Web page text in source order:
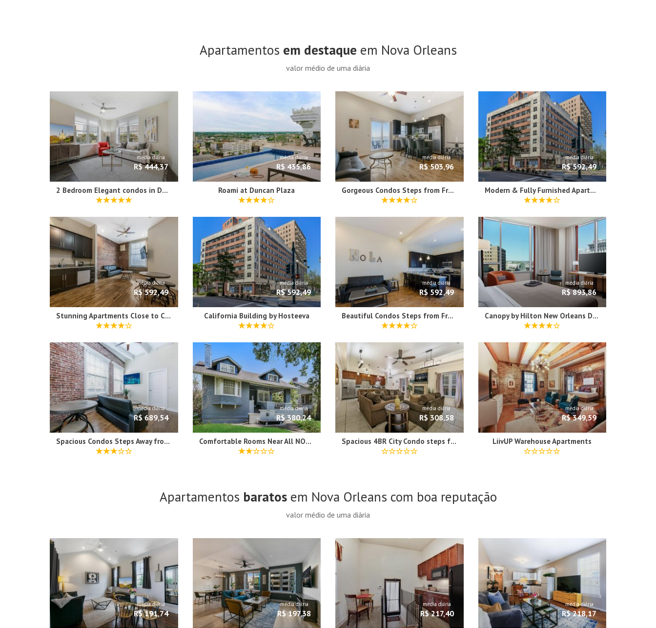
Apartamentos em destaque em Nova Orleans
valor médio de uma diária
média diária
R$ 444,37
2 Bedroom Elegant condos in Downtown New Orleans
média diária
R$ 435,86
Roami at Duncan Plaza
média diária
R$ 503,96
Gorgeous Condos Steps from French Quarter and Harrah’s St.
média diária
R$ 592,49
Modern & Fully Furnished Apartments in the Heart of the City
média diária
R$ 592,49
Stunning Apartments Close to City Attractions
média diária
R$ 592,49
California Building by Hosteeva
média diária
R$ 592,49
Beautiful Condos Steps from French Quarter and Bourbon St
média diária
R$ 893,86
Canopy by Hilton New Orleans Downtown
média diária
R$ 689,54
Spacious Condos Steps Away from French Quarter
média diária
R$ 380,24
Comfortable Rooms Near All NOLA Hot Spots
média diária
R$ 308,58
Spacious 4BR City Condo steps from St Charles Ave
média diária
R$ 349,59
LiivUP Warehouse Apartments
Apartamentos baratosem Nova Orleans com boa reputação
valor médio de uma diária
média diária
R$ 191,74
média diária
R$ 197,38
média diária
R$ 217,40
média diária
R$ 218,17